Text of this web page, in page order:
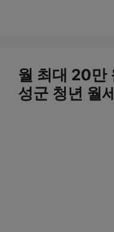
월 최대 20만
성군 청년 월